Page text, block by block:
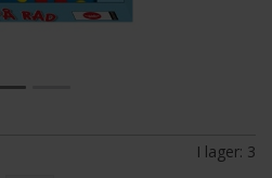
I lager: 3